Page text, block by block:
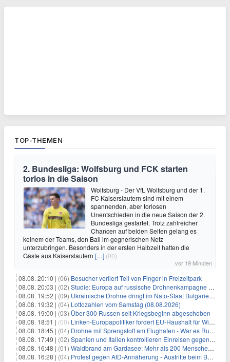
TOP-THEMEN
2. Bundesliga: Wolfsburg und FCK starten
torlos in die Saison
Wolfsburg - Der VfL Wolfsburg und der 1.
FC Kaiserslautern sind mit einem
spannenden, aber torlosen
Unentschieden in die neue Saison der 2.
Bundesliga gestartet. Trotz zahlreicher
Chancen auf beiden Seiten gelang es
keinem der Teams, den Ball im gegnerischen Netz
unterzubringen. Besonders in der ersten Halbzeit hatten die
Gäste aus Kaiserslautern […] (00)
vor 19 Minuten
08.08. 20:10 | (06) Besucher verliert Teil von Finger in Freizeitpark
08.08. 20:03 | (02) Studie: Europa auf russische Drohnenkampagne unzureichend vorbereitet
08.08. 19:52 | (09) Ukrainische Drohne dringt im Nato-Staat Bulgarien ein
08.08. 19:32 | (04) Lottozahlen vom Samstag (08.08.2026)
08.08. 19:00 | (03) Über 300 Russen seit Kriegsbeginn abgeschoben
08.08. 18:51 | (00) Linken-Europapolitiker fordert EU-Haushalt für Wirtschaftsumbau
08.08. 18:45 | (04) Drohne mit Sprengstoff am Flughafen - War es Russland?
08.08. 17:49 | (02) Spanien und Italien kontrollieren Einreisen gegenseitig
08.08. 16:48 | (01) Waldbrand am Gardasee: Mehr als 200 Menschen evakuiert
08.08. 16:28 | (04) Protest gegen AfD-Annäherung - Austritte beim BSW Sachsen-Anhalt